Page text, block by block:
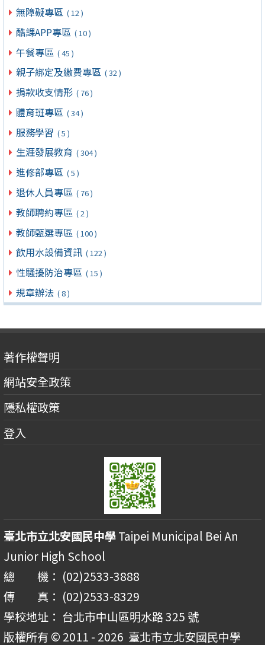
無障礙專區 ( 12 )
酷課APP專區 ( 10 )
午餐專區 ( 45 )
親子綁定及繳費專區 ( 32 )
捐款收支情形 ( 76 )
體育班專區 ( 34 )
服務學習 ( 5 )
生涯發展教育 ( 304 )
進修部專區 ( 5 )
退休人員專區 ( 76 )
教師聘約專區 ( 2 )
教師甄選專區 ( 100 )
飲用水設備資訊 ( 122 )
性騷擾防治專區 ( 15 )
規章辦法 ( 8 )
著作權聲明
網站安全政策
隱私權政策
登入
臺北市立北安國民中學Taipei Municipal Bei An
Junior High School
總 機： (02)2533-3888
傳 真： (02)2533-8329
學校地址： 台北市中山區明水路 325 號
版權所有 © 2011 - 2026 臺北市立北安國民中學